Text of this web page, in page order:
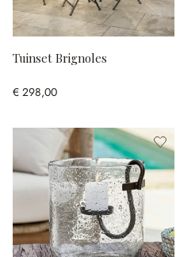
Tuinset Brignoles
€ 298,00